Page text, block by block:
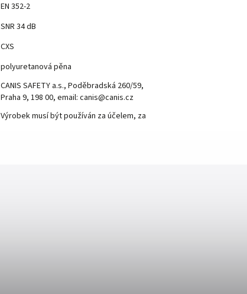
EN 352-2
SNR 34 dB
CXS
polyuretanová pěna
CANIS SAFETY a.s., Poděbradská 260/59,
Praha 9, 198 00, email: canis@canis.cz
Výrobek musí být používán za účelem, za